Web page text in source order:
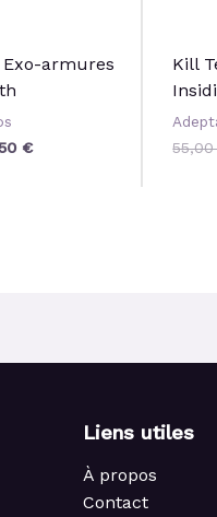
armures
€
Kill
Liens utiles
À propos
Contact